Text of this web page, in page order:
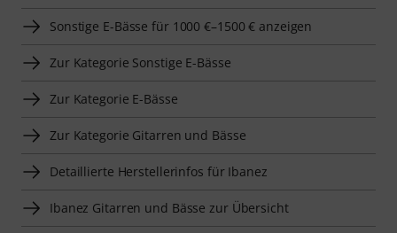
Sonstige E-Bässe für 1000 €–1500 € anzeigen
Zur Kategorie Sonstige E-Bässe
Zur Kategorie E-Bässe
Zur Kategorie Gitarren und Bässe
Detaillierte Herstellerinfos für Ibanez
Ibanez Gitarren und Bässe zur Übersicht